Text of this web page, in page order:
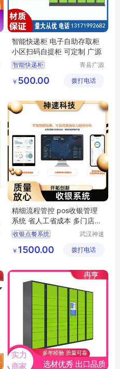
智能快递柜 电子自助存取柜
小区扫码自提柜 可定制 广源
智能快递柜
小区扫码自提柜
电子自助储物柜
青县广源
有限公司
￥ 500.00 拨打电话
精细流程管控 pos收银管理
系统 省人工省成本 多门店可
覆盖 神速科技
收银点餐系统
前厅收银系统
称重打码一体机
武汉神速
公司
￥ 1500.00 拨打电话